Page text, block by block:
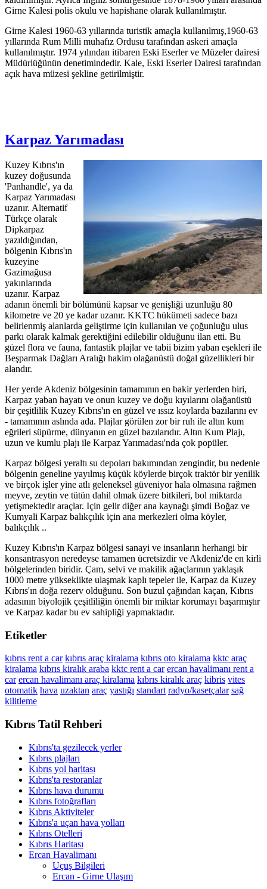
Girne Kalesi polis okulu ve hapishane olarak kullanılmıştır.
Girne Kalesi 1960-63 yıllarında turistik amaçla kullanılmış,1960-63
yıllarında Rum Milli muhafız Ordusu tarafından askeri amaçla
kullanılmıştır. 1974 yılından itibaren Eski Eserler ve Müzeler dairesi
Müdürlüğünün denetimindedir. Kale, Eski Eserler Dairesi tarafından
açık hava müzesi şekline getirilmiştir.
Karpaz Yarımadası
Kuzey Kıbrıs'ın
kuzey doğusunda
'Panhandle', ya da
Karpaz Yarımadası
uzanır. Alternatif
Türkçe olarak
Dipkarpaz
yazıldığından,
bölgenin Kıbrıs'ın
kuzeyine
Gazimağusa
yakınlarında
uzanır. Karpaz
adanın önemli bir bölümünü kapsar ve genişliği uzunluğu 80
kilometre ve 20 ye kadar uzanır. KKTC hükümeti sadece bazı
belirlenmiş alanlarda geliştirme için kullanılan ve çoğunluğu ulus
parkı olarak kalmak gerektiğini edilebilir olduğunu ilan etti. Bu
güzel flora ve fauna, fantastik plajlar ve tabii bizim yaban eşekleri ile
Beşparmak Dağları Aralığı hakim olağanüstü doğal güzellikleri bir
alandır.
Her yerde Akdeniz bölgesinin tamamının en bakir yerlerden biri,
Karpaz yaban hayatı ve onun kuzey ve doğu kıyılarını olağanüstü
bir çeşitlilik Kuzey Kıbrıs'ın en güzel ve ıssız koylarda bazılarını ev
- tamamının aslında ada. Plajlar görülen zor bir ruh ile altın kum
eğrileri süpürme, dünyanın en güzel bazılarıdır. Altın Kum Plajı,
uzun ve kumlu plajı ile Karpaz Yarımadası'nda çok popüler.
Karpaz bölgesi yeraltı su depoları bakımından zengindir, bu nedenle
bölgenin geneline yayılmış küçük köylerde birçok traktör bir yenilik
ve birçok işler yine atlı geleneksel güveniyor hala olmasına rağmen
meyve, zeytin ve tütün dahil olmak üzere bitkileri, bol miktarda
yetişmektedir araçlar. Için gelir diğer ana kaynağı şimdi Boğaz ve
Kumyali Karpaz balıkçılık için ana merkezleri olma köyler,
balıkçılık ..
Kuzey Kıbrıs'ın Karpaz bölgesi sanayi ve insanların herhangi bir
konsantrasyon neredeyse tamamen ücretsizdir ve Akdeniz'de en kirli
bölgelerinden biridir. Çam, selvi ve makilik ağaçlarının yaklaşık
1000 metre yükseklikte ulaşmak kaplı tepeler ile, Karpaz da Kuzey
Kıbrıs'ın doğa rezerv olduğunu. Son buzul çağından kaçan, Kıbrıs
adasının biyolojik çeşitliliğin önemli bir miktar korumayı başarmıştır
ve Karpaz kadar bu ev sahipliği yapmaktadır.
Etiketler
kıbrıs rent a car kıbrıs araç kiralama kıbrıs oto kiralama kktc araç
kiralama kıbrıs kiralık araba kktc rent a car ercan havalimanı rent a
car ercan havalimanı araç kiralama kıbrıs kiralık araç kibris vites
otomatik hava uzaktan araç yastığı standart radyo/kasetçalar sağ
kilitleme
Kıbrıs Tatil Rehberi
Kıbrıs'ta gezilecek yerler
Kıbrıs plajları
Kıbrıs yol haritası
Kıbrıs'ta restoranlar
Kıbrıs hava durumu
Kıbrıs fotoğrafları
Kıbrıs Aktiviteler
Kıbrıs'a uçan hava yolları
Kıbrıs Otelleri
Kıbrıs Haritası
Ercan Havalimanı
Uçuş Bilgileri
Ercan - Girne Ulaşım